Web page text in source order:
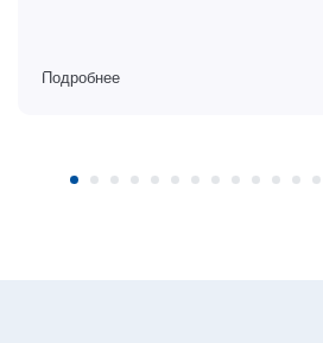
Подробнее